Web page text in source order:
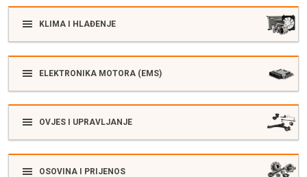
KLIMA I HLAĐENJE
ELEKTRONIKA MOTORA (EMS)
OVJES I UPRAVLJANJE
OSOVINA I PRIJENOS